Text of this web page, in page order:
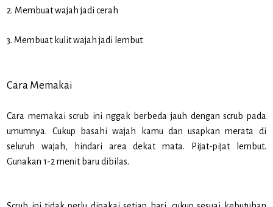
2. Membuat wajah jadi cerah
3. Membuat kulit wajah jadi lembut
Cara Memakai
Cara memakai scrub ini nggak berbeda jauh dengan scrub pada
umumnya. Cukup basahi wajah kamu dan usapkan merata di
seluruh wajah, hindari area dekat mata. Pijat-pijat lembut.
Gunakan 1-2 menit baru dibilas.